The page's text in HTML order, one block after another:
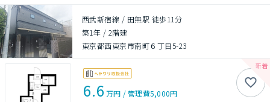
西武新宿線 / 田無駅 徒歩11分
築1年 / 2階建
東京都西東京市南町６丁目5-23
6.6 万円 /管理費5,000円